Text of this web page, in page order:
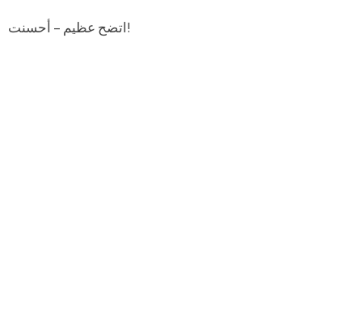
اتضح عظيم – أحسنت!